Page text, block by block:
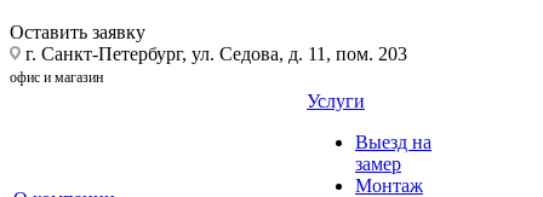
Оставить заявку
г. Санкт-Петербург, ул. Седова, д. 11, пом. 203
офис и магазин
Услуги
Выезд на
замер
Монтаж